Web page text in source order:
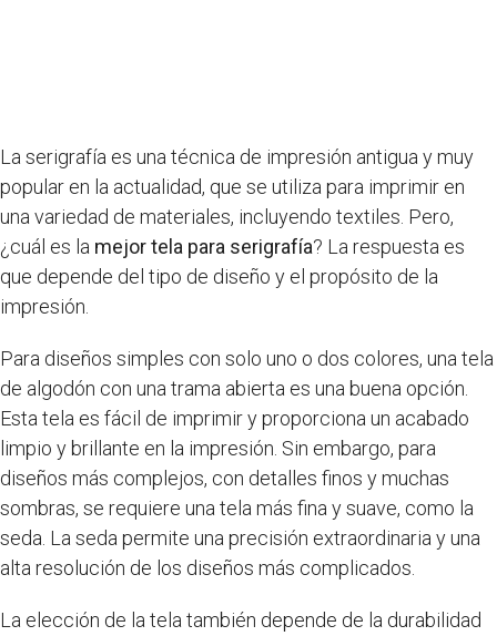
La serigrafía es una técnica de impresión antigua y muy
popular en la actualidad, que se utiliza para imprimir en
una variedad de materiales, incluyendo textiles. Pero,
¿cuál es la mejor tela para serigrafía? La respuesta es
que depende del tipo de diseño y el propósito de la
impresión.
Para diseños simples con solo uno o dos colores, una tela
de algodón con una trama abierta es una buena opción.
Esta tela es fácil de imprimir y proporciona un acabado
limpio y brillante en la impresión. Sin embargo, para
diseños más complejos, con detalles finos y muchas
sombras, se requiere una tela más fina y suave, como la
seda. La seda permite una precisión extraordinaria y una
alta resolución de los diseños más complicados.
La elección de la tela también depende de la durabilidad